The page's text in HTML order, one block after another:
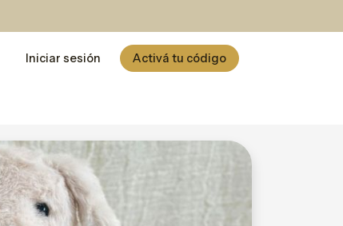
Iniciar sesión Activá tu código